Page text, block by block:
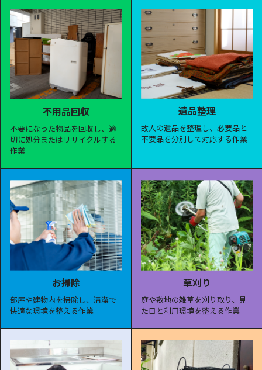
不用品回収
不要になった物品を回収し、適
切に処分またはリサイクルする
作業
遺品整理
故人の遺品を整理し、必要品と
不要品を分別して対応する作業
お掃除
部屋や建物内を掃除し、清潔で
快適な環境を整える作業
草刈り
庭や敷地の雑草を刈り取り、見
た目と利用環境を整える作業